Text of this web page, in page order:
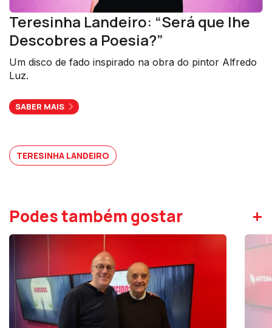
Teresinha Landeiro: “Será que lhe
Descobres a Poesia?”
Um disco de fado inspirado na obra do pintor Alfredo
Luz.
SABER MAIS
TERESINHA LANDEIRO
Podes também gostar +